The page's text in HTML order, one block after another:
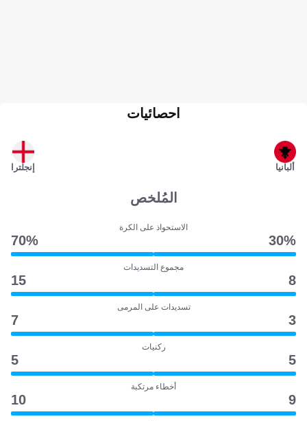
ألبانيا
احصائيات
إنجلترا
المُلخص
الاستحواذ على الكرة
30‎%‎
70‎%‎
مجموع التسديدات
8
15
تسديدات على المرمى
3
7
ركنيات
5
5
أخطاء مرتكبة
9
10